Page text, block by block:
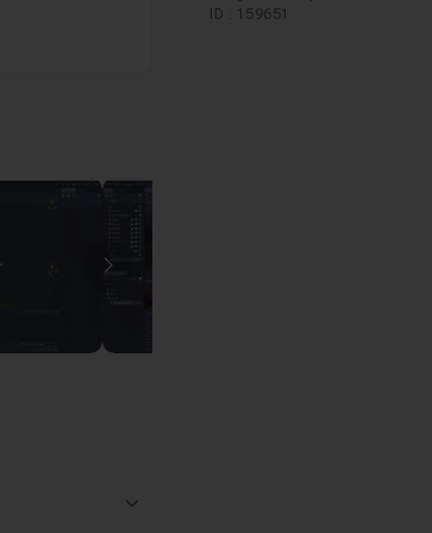
Images suivantes
ID : 159651